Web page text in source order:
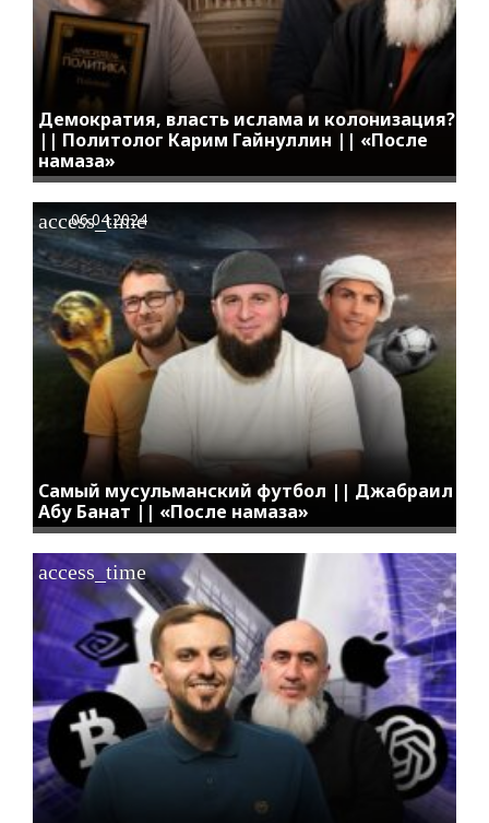
Демократия, власть ислама и колонизация?
|| Политолог Карим Гайнуллин || «После
намаза»
Самый мусульманский футбол || Джабраил
Абу Банат || «После намаза»
access_time
06.04.2024
access_time